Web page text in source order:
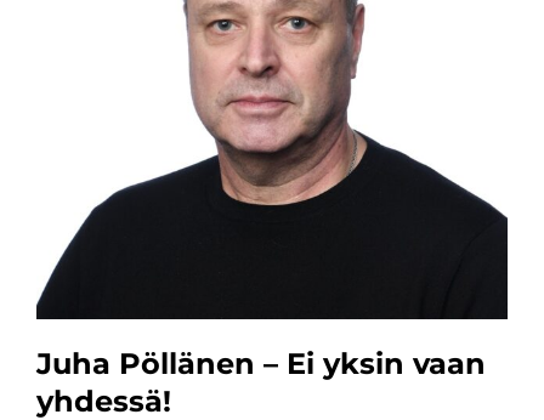
Juha Pöllänen – Ei yksin vaan
yhdessä!